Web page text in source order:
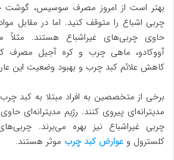
بهتر است از امروز مصرف سوسیس، گوشت
چربی اشباع را متوقف کنید. اما در مقابل
حاوی چربی‌های غیراشباع هستند. مثلاً
آووکادو، ماهی چرب و کره آجیل مصرف
کاهش علائم کبد چرب و بهبود وضعیت این
برخی از متخصصین به افراد مبتلا به کبد
مدیترانه‌ای پیروی کنند. رژیم مدیترانه‌ای
چربی غیراشباع نیز بهره می‌برند.
کلسترول و عوارض کبد چرب موثر هستند.